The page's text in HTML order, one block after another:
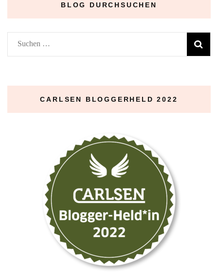
BLOG DURCHSUCHEN
Suchen
nach:
CARLSEN BLOGGERHELD 2022